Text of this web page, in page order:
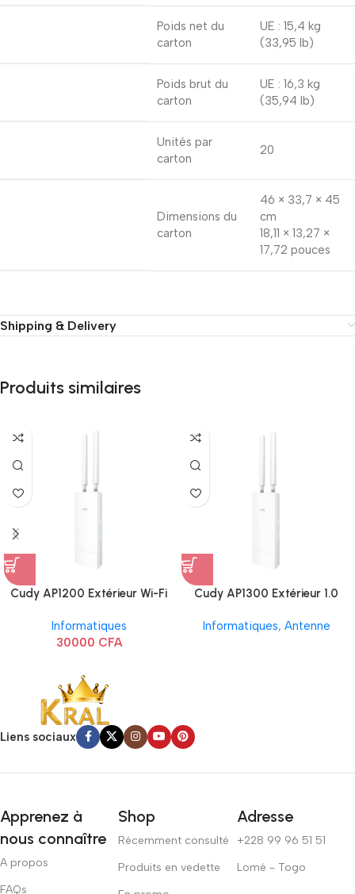
Poids net du
carton
UE : 15,4 kg
(33,95 lb)
Poids brut du
carton
UE : 16,3 kg
(35,94 lb)
Unités par
carton
20
Dimensions du
carton
46 × 33,7 × 45
cm
18,11 × 13,27 ×
17,72 pouces
Shipping & Delivery
Produits similaires
Cudy AP1200 Extérieur Wi-Fi
Informatiques
30000 CFA
Cudy AP1300 Extérieur 1.0
Informatiques, Antenne
Liens sociaux
Apprenez à
nous connaître
A propos
FAQs
Shop
Récemment consulté
Produits en vedette
Adresse
+228 99 96 51 51
Lomé - Togo